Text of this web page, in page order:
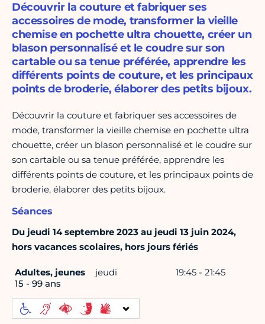
Découvrir la couture et fabriquer ses
accessoires de mode, transformer la vieille
chemise en pochette ultra chouette, créer un
blason personnalisé et le coudre sur son
cartable ou sa tenue préférée, apprendre les
différents points de couture, et les principaux
points de broderie, élaborer des petits bijoux.
Découvrir la couture et fabriquer ses accessoires de
mode, transformer la vieille chemise en pochette ultra
chouette, créer un blason personnalisé et le coudre sur
son cartable ou sa tenue préférée, apprendre les
différents points de couture, et les principaux points de
broderie, élaborer des petits bijoux.
Séances
Du jeudi 14 septembre 2023 au jeudi 13 juin 2024,
hors vacances scolaires, hors jours fériés
Adultes, jeunes
15 - 99 ans
jeudi 19:45 - 21:45